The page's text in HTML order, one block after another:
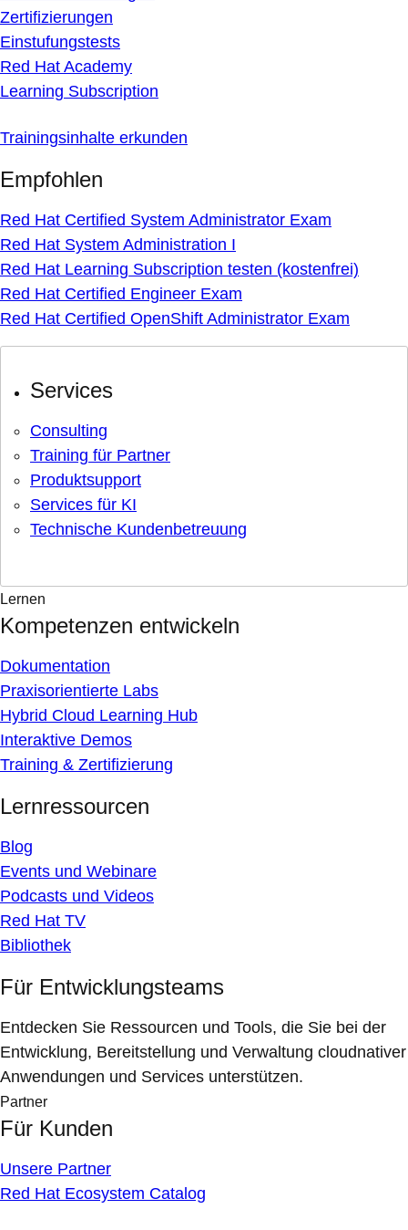
Zertifizierungen
Einstufungstests
Red Hat Academy
Learning Subscription
Trainingsinhalte erkunden
Empfohlen
Red Hat Certified System Administrator Exam
Red Hat System Administration I
Red Hat Learning Subscription testen (kostenfrei)
Red Hat Certified Engineer Exam
Red Hat Certified OpenShift Administrator Exam
Services
Consulting
Training für Partner
Produktsupport
Services für KI
Technische Kundenbetreuung
Lernen
Kompetenzen entwickeln
Dokumentation
Praxisorientierte Labs
Hybrid Cloud Learning Hub
Interaktive Demos
Training & Zertifizierung
Lernressourcen
Blog
Events und Webinare
Podcasts und Videos
Red Hat TV
Bibliothek
Für Entwicklungsteams
Entdecken Sie Ressourcen und Tools, die Sie bei der
Entwicklung, Bereitstellung und Verwaltung cloudnativer
Anwendungen und Services unterstützen.
Partner
Für Kunden
Unsere Partner
Red Hat Ecosystem Catalog